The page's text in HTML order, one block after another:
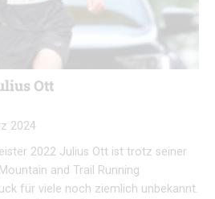
Ott
2024
2022 Julius Ott ist trotz seiner
and Trail Running
für viele noch ziemlich unbekannt.